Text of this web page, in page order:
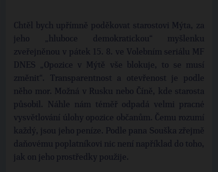
Chtěl bych upřímně poděkovat starostovi Mýta, za
jeho „hluboce demokratickou“ myšlenku
zveřejněnou v pátek 15. 8. ve Volebním seriálu MF
DNES „Opozice v Mýtě vše blokuje, to se musí
změnit“. Transparentnost a otevřenost je podle
něho mor. Možná v Rusku nebo Číně, kde starosta
působil. Náhle nám téměř odpadá velmi pracné
vysvětlování úlohy opozice občanům. Čemu rozumí
každý, jsou jeho peníze. Podle pana Souška zřejmě
daňovému poplatníkovi nic není například do toho,
jak on jeho prostředky použije.